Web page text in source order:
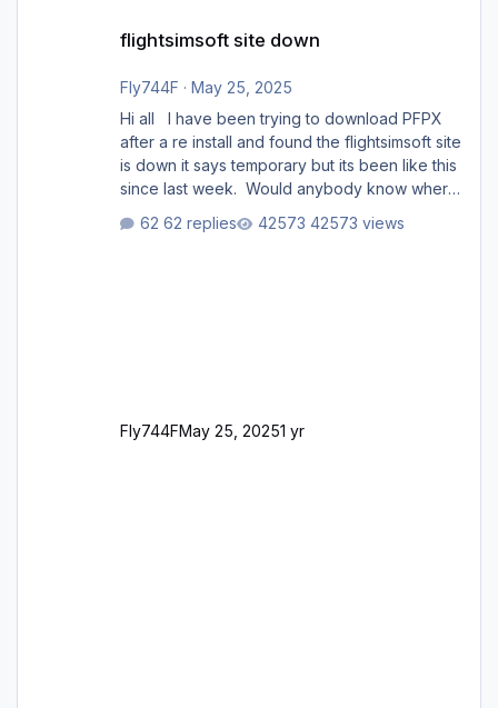
flightsimsoft site down
Fly744F · May 25, 2025
Hi all I have been trying to download PFPX
after a re install and found the flightsimsoft site
is down it says temporary but its been like this
since last week. Would anybody know where
support email for them either. thank you
62 replies 42573 views
Fly744FMay 25, 20251 yr